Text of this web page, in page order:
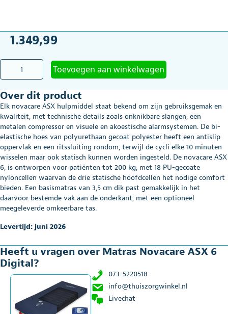
1.349,99
Matras
Novacare
6
Digital
aantal
Toevoegen aan winkelwagen
Over dit product
Elk novacare ASX hulpmiddel staat bekend om zijn gebruiksgemak en
kwaliteit, met technische details zoals onknikbare slangen, een
metalen compressor en visuele en akoestische alarmsystemen. De bi-
elastische hoes van polyurethaan gecoat polyester heeft een antislip
oppervlak en een ritssluiting rondom, terwijl de cycli elke 10 minuten
wisselen maar ook statisch kunnen worden ingesteld. De novacare ASX
6, is ontworpen voor patiënten tot 200 kg, met 18 PU-gecoate
nyloncellen waarvan de drie statische hoofdcellen het nodige comfort
bieden. Een basismatras van 3,5 cm dik past gemakkelijk in het
daarvoor bestemde vak aan de onderkant, met een optioneel
meegeleverde omkeerbare tas.
Levertijd: juni 2026
Heeft u vragen over Matras Novacare ASX 6
Digital?
073-5220518
info@thuiszorgwinkel.nl
Livechat